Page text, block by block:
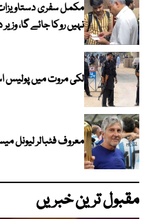
مکمل سفری
نہیں روکا جائے گا،
لکی مروت میں پولیس
معروف فٹبالر لیونل
مقبول ترین خبریں